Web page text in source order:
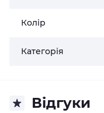
Колір
Категорія
Відгуки